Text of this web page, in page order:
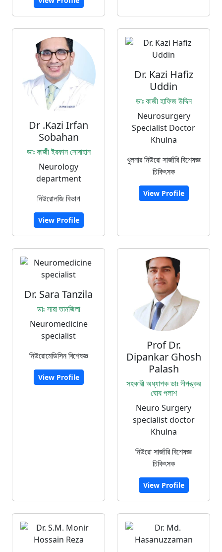
Dr .Kazi Irfan
Sobahan
ডাঃ কাজী ইরফান সোবাহান
Neurology
department
নিউরোলজি বিভাগ
View Profile
Dr. Kazi Hafiz
Uddin
ডাঃ কাজী হাফিজ উদ্দিন
Neurosurgery
Specialist Doctor
Khulna
খুলনার নিউরো সার্জারি বিশেষজ্ঞ
চিকিৎসক
View Profile
Dr. Sara Tanzila
ডাঃ সারা তানজিলা
Neuromedicine
specialist
নিউরোমেডিসিন বিশেষজ্ঞ
View Profile
Prof Dr.
Dipankar Ghosh
Palash
সহকারী অধ্যাপক ডাঃ দীপঙ্কর
ঘোষ পলাশ
Neuro Surgery
specialist doctor
Khulna
নিউরো সার্জারি বিশেষজ্ঞ
চিকিৎসক
View Profile